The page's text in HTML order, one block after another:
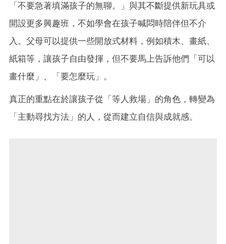
「不要急著填滿孩子的無聊。」與其不斷提供新玩具或
開設更多興趣班，不如學會在孩子喊悶時陪伴但不介
入。父母可以提供一些開放式材料，例如積木、畫紙、
紙箱等，讓孩子自由發揮，但不要馬上告訴他們「可以
畫什麼」、「要怎麼玩」。
真正的重點在於讓孩子從「等人救場」的角色，轉變為
「主動尋找方法」的人，從而建立自信與成就感。